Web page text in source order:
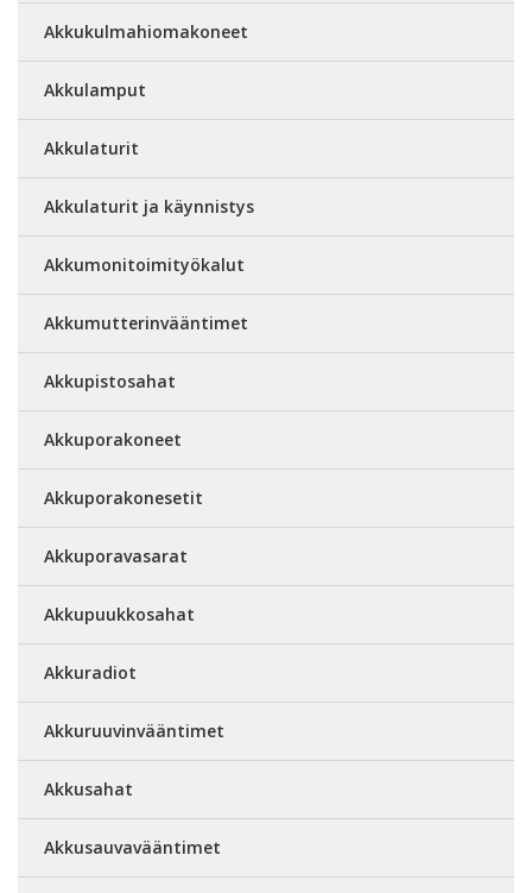
Akkukulmahiomakoneet
Akkulamput
Akkulaturit
Akkulaturit ja käynnistys
Akkumonitoimityökalut
Akkumutterinvääntimet
Akkupistosahat
Akkuporakoneet
Akkuporakonesetit
Akkuporavasarat
Akkupuukkosahat
Akkuradiot
Akkuruuvinvääntimet
Akkusahat
Akkusauvavääntimet